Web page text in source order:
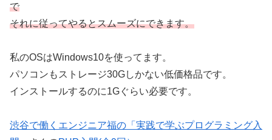
で
それに従ってやるとスムーズにできます。
私のOSはWindows10を使ってます。
パソコンもストレージ30Gしかない低価格品です。
インストールするのに1Gぐらい必要です。
渋谷で働くエンジニア福の「実践で学ぶプログラミング入